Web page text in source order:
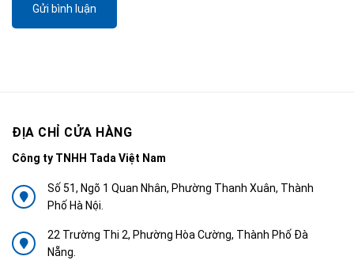
Gửi bình luận
ĐỊA CHỈ CỬA HÀNG
Công ty TNHH Tada Việt Nam
Số 51, Ngõ 1 Quan Nhân, Phường Thanh Xuân, Thành
Phố Hà Nội.
22 Trường Thi 2, Phường Hòa Cường, Thành Phố Đà
Nẵng.